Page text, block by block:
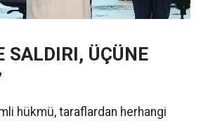
SALDIRI, ÜÇÜNE
hükmü, taraflardan herhangi